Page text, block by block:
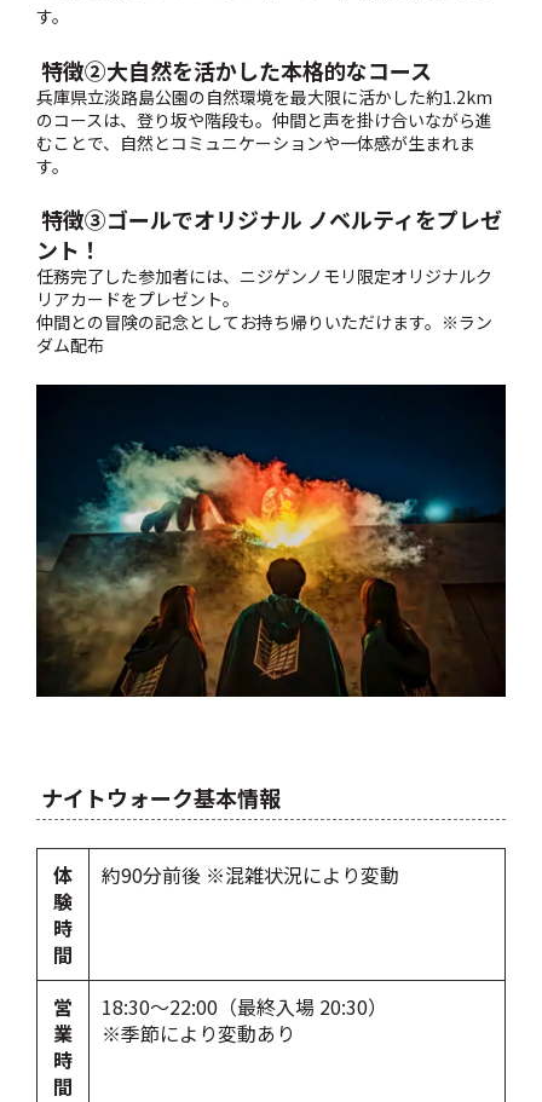
す。
特徴②大自然を活かした本格的なコース
兵庫県立淡路島公園の自然環境を最大限に活かした約1.2km
のコースは、登り坂や階段も。仲間と声を掛け合いながら進
むことで、自然とコミュニケーションや一体感が生まれま
す。
特徴③ゴールでオリジナル ノベルティをプレゼ
ント！
任務完了した参加者には、ニジゲンノモリ限定オリジナルク
リアカードをプレゼント。
仲間との冒険の記念としてお持ち帰りいただけます。 ※ラン
ダム配布
ナイトウォーク基本情報
体
験
時
間
約90分前後 ※混雑状況により変動
営
業
時
間
18:30〜22:00（最終入場 20:30）
※季節により変動あり